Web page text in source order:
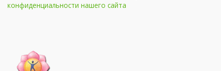
конфиденциальности нашего сайта